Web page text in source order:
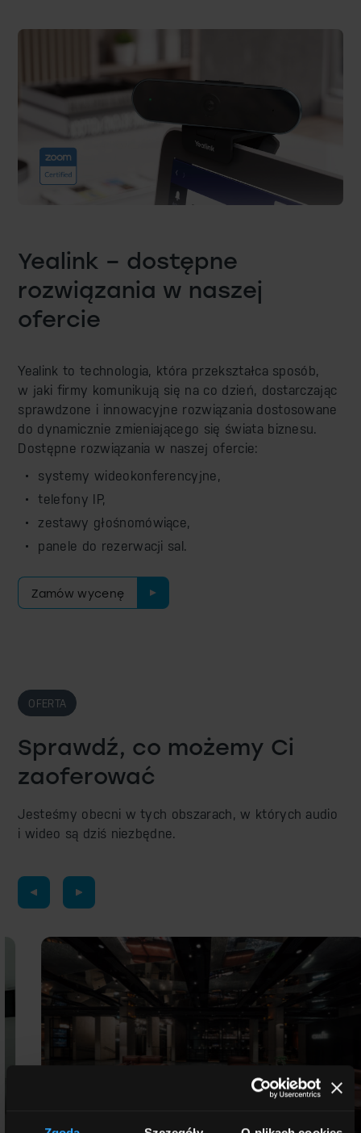
Yealink – dostępne
rozwiązania w naszej
ofercie
Yealink to technologia, która przekształca sposób,
w jaki firmy komunikują się na co dzień, dostarczając
sprawdzone i innowacyjne rozwiązania dostosowane
do dynamicznie zmieniającego się świata biznesu.
Dostępne rozwiązania w naszej ofercie:
systemy wideokonferencyjne,
telefony IP,
zestawy głośnomówiące,
panele do rezerwacji sal.
Zamów wycenę
OFERTA
Sprawdź, co możemy Ci
zaoferować
Jesteśmy obecni w tych obszarach, w których audio
i wideo są dziś niezbędne.